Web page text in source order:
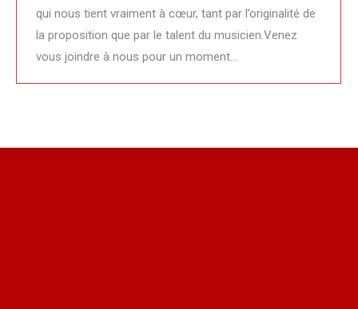
qui nous tient vraiment à cœur, tant par l’originalité de
la proposition que par le talent du musicien.Venez
vous joindre à nous pour un moment…